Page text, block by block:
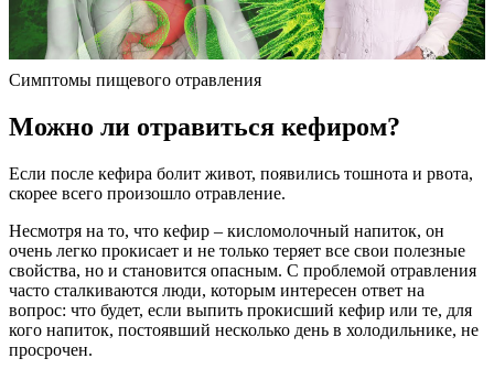
Симптомы пищевого отравления
Можно ли отравиться кефиром?
Если после кефира болит живот, появились тошнота и рвота,
скорее всего произошло отравление.
Несмотря на то, что кефир – кисломолочный напиток, он
очень легко прокисает и не только теряет все свои полезные
свойства, но и становится опасным. С проблемой отравления
часто сталкиваются люди, которым интересен ответ на
вопрос: что будет, если выпить прокисший кефир или те, для
кого напиток, постоявший несколько день в холодильнике, не
просрочен.